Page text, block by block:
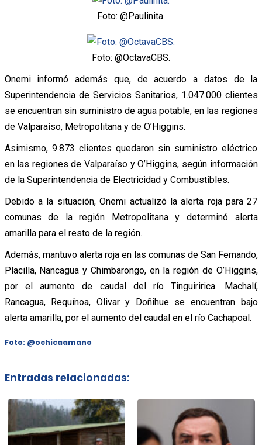
Foto: @Paulinita.
Foto: @OctavaCBS.
Onemi informó además que, de acuerdo a datos de la
Superintendencia de Servicios Sanitarios, 1.047.000 clientes
se encuentran sin suministro de agua potable, en las regiones
de Valparaíso, Metropolitana y de O’Higgins.
Asimismo, 9.873 clientes quedaron sin suministro eléctrico
en las regiones de Valparaíso y O’Higgins, según información
de la Superintendencia de Electricidad y Combustibles.
Debido a la situación, Onemi actualizó la alerta roja para 27
comunas de la región Metropolitana y determinó alerta
amarilla para el resto de la región.
Además, mantuvo alerta roja en las comunas de San Fernando,
Placilla, Nancagua y Chimbarongo, en la región de O’Higgins,
por el aumento de caudal del río Tinguiririca. Machalí,
Rancagua, Requínoa, Olivar y Doñihue se encuentran bajo
alerta amarilla, por el aumento del caudal en el río Cachapoal.
Foto: @ochicaamano
Entradas relacionadas: